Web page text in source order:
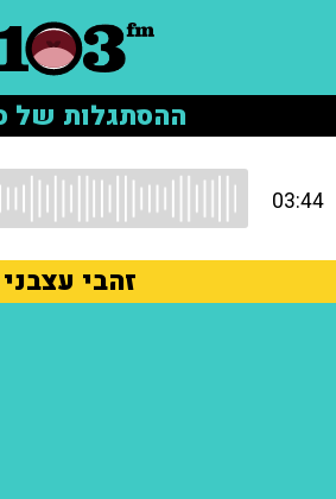
ההסתגלות של
03:44
זהבי עצבני